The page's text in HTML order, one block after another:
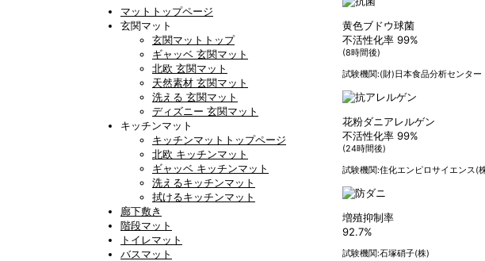
マットトップページ
玄関マット
玄関マットトップ
ギャッベ 玄関マット
北欧 玄関マット
天然素材 玄関マット
洗える 玄関マット
ディズニー 玄関マット
キッチンマット
キッチンマットトップページ
北欧 キッチンマット
ギャッベ キッチンマット
洗えるキッチンマット
拭けるキッチンマット
廊下敷き
階段マット
トイレマット
バスマット
黄色ブドウ球菌
不活性化率 99%
(8時間後)
試験機関:(財)日本食品分析センター
花粉ダニアレルゲン
不活性化率 99%
(24時間後)
試験機関:住化エンピロサイエンス(
増殖抑制率
92.7%
試験機関:石塚硝子(株)